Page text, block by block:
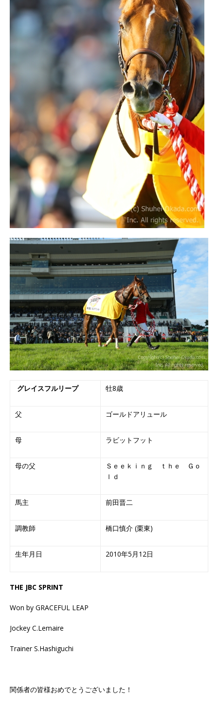
グレイスフルリープ 牡8歳
父 ゴールドアリュール
母 ラビットフット
母の父
Ｓｅｅｋｉｎｇ ｔｈｅ Ｇｏ
ｌｄ
馬主 前田晋二
調教師 橋口慎介 (栗東)
生年月日 2010年5月12日
THE JBC SPRINT
Won by GRACEFUL LEAP
Jockey C.Lemaire
Trainer S.Hashiguchi
関係者の皆様おめでとうございました！